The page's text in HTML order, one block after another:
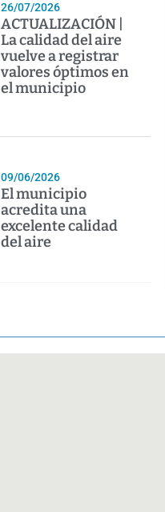
26/07/2026
ACTUALIZACIÓN |
La calidad del aire
vuelve a registrar
valores óptimos en
el municipio
09/06/2026
El municipio
acredita una
excelente calidad
del aire